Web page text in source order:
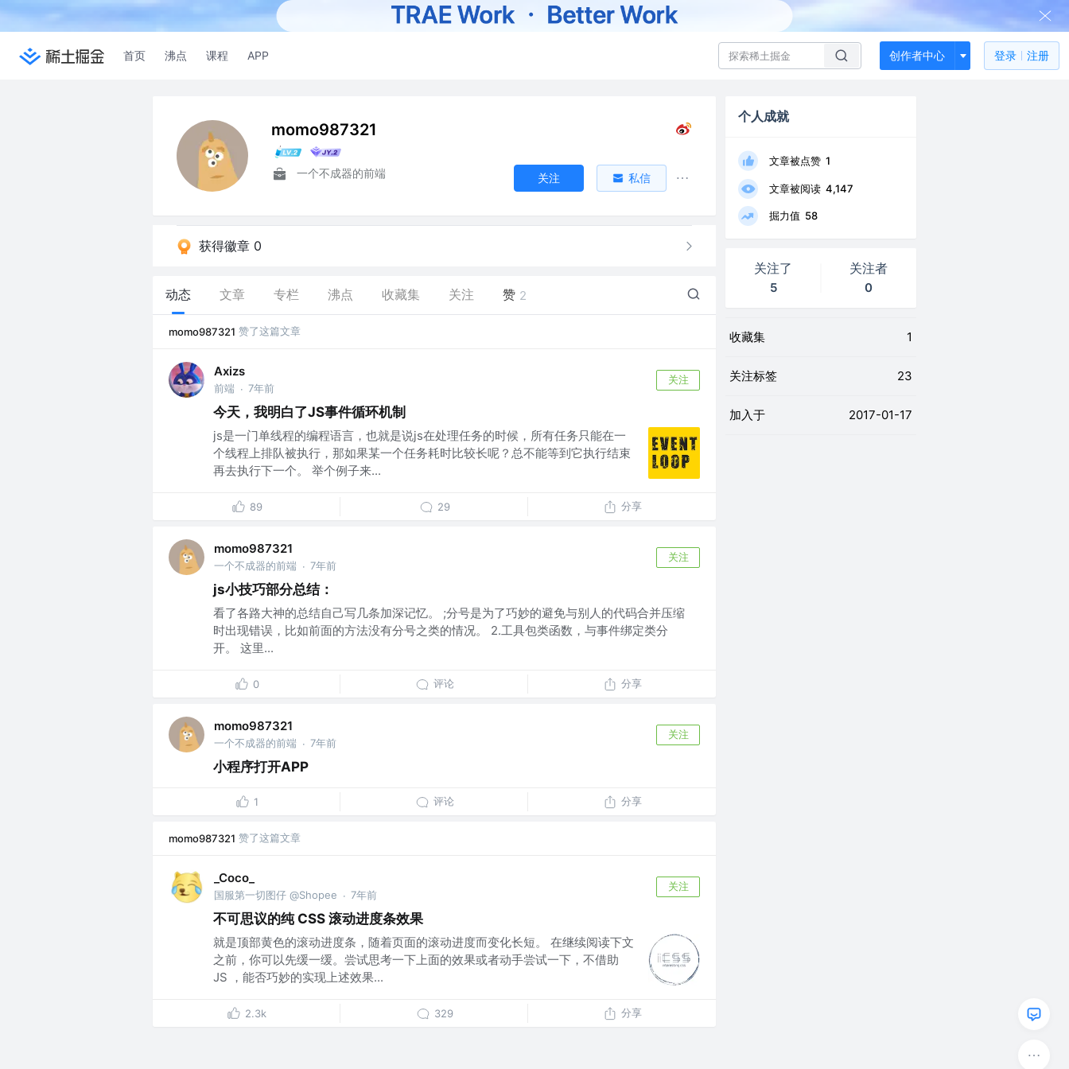
首页 沸点 课程 APP 创作者中心 登录 注册
momo987321
一个不成器的前端 关注 私信
获得徽章 0
动态 文章 专栏 沸点 收藏集 关注 赞 2
momo987321 赞了这篇文章
Axizs
前端 · 7年前
关注
今天，我明白了JS事件循环机制
js是一门单线程的编程语言，也就是说js在处理任务的时候，所有任务只能在一
个线程上排队被执行，那如果某一个任务耗时比较长呢？总不能等到它执行结束
再去执行下一个。 举个例子来...
89 29 分享
momo987321
一个不成器的前端 · 7年前
关注
js小技巧部分总结：
看了各路大神的总结自己写几条加深记忆。 ;分号是为了巧妙的避免与别人的代码合并压缩
时出现错误，比如前面的方法没有分号之类的情况。 2.工具包类函数，与事件绑定类分
开。 这里...
0 评论 分享
momo987321
一个不成器的前端 · 7年前
关注
小程序打开APP
1 评论 分享
momo987321 赞了这篇文章
_Coco_
国服第一切图仔 @Shopee · 7年前
关注
不可思议的纯 CSS 滚动进度条效果
就是顶部黄色的滚动进度条，随着页面的滚动进度而变化长短。 在继续阅读下文
之前，你可以先缓一缓。尝试思考一下上面的效果或者动手尝试一下，不借助
JS ，能否巧妙的实现上述效果...
2.3k 329 分享
个人成就
文章被点赞 1
文章被阅读 4,147
掘力值 58
关注了
5
关注者
0
收藏集 1
关注标签 23
加入于 2017-01-17